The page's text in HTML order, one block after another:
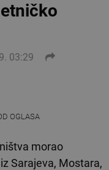
03:29
OGLASA
morao
Sarajeva, Mostara,